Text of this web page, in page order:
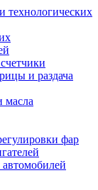
технологических
и раздача
масла
фар